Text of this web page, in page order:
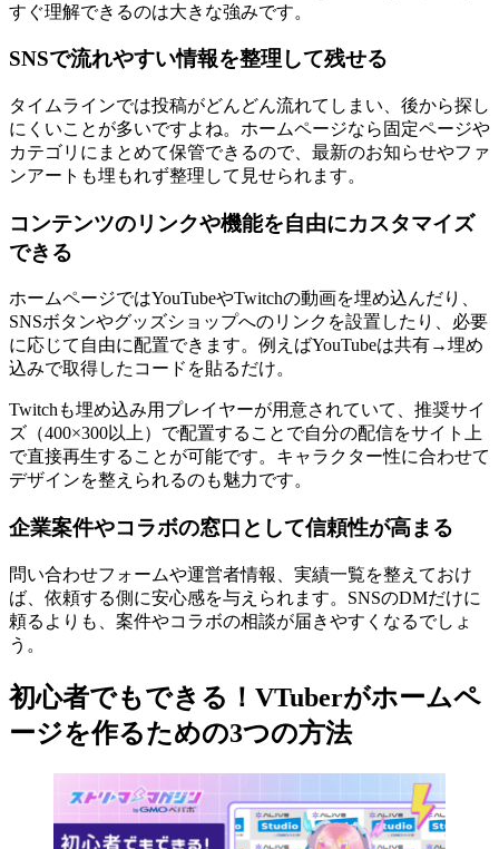
すぐ理解できるのは大きな強みです。
SNSで流れやすい情報を整理して残せる
タイムラインでは投稿がどんどん流れてしまい、後から探し
にくいことが多いですよね。ホームページなら固定ページや
カテゴリにまとめて保管できるので、最新のお知らせやファ
ンアートも埋もれず整理して見せられます。
コンテンツのリンクや機能を自由にカスタマイズ
できる
ホームページではYouTubeやTwitchの動画を埋め込んだり、
SNSボタンやグッズショップへのリンクを設置したり、必要
に応じて自由に配置できます。例えばYouTubeは共有→埋め
込みで取得したコードを貼るだけ。
Twitchも埋め込み用プレイヤーが用意されていて、推奨サイ
ズ（400×300以上）で配置することで自分の配信をサイト上
で直接再生することが可能です。キャラクター性に合わせて
デザインを整えられるのも魅力です。
企業案件やコラボの窓口として信頼性が高まる
問い合わせフォームや運営者情報、実績一覧を整えておけ
ば、依頼する側に安心感を与えられます。SNSのDMだけに
頼るよりも、案件やコラボの相談が届きやすくなるでしょ
う。
初心者でもできる！VTuberがホームペ
ージを作るための3つの方法